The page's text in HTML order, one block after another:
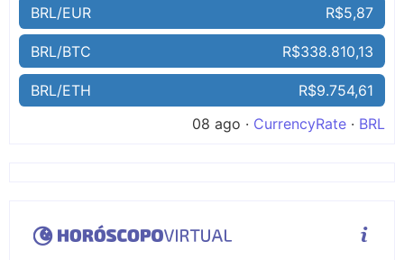
BRL/EUR R$5,87
BRL/BTC R$338.810,13
BRL/ETH
R$9.754,61
08 ago · CurrencyRate · BRL